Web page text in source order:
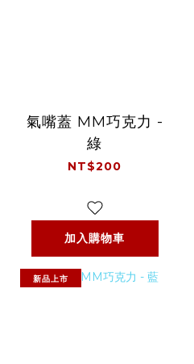
氣嘴蓋 MM巧克力 -
綠
NT$200
加入購物車
新品上市